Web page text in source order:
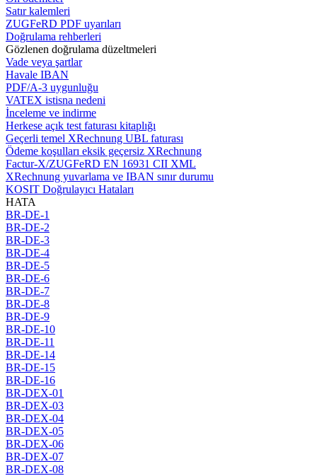
Satır kalemleri
ZUGFeRD PDF uyarıları
Doğrulama rehberleri
Gözlenen doğrulama düzeltmeleri
Vade veya şartlar
Havale IBAN
PDF/A-3 uygunluğu
VATEX istisna nedeni
İnceleme ve indirme
Herkese açık test faturası kitaplığı
Geçerli temel XRechnung UBL faturası
Ödeme koşulları eksik geçersiz XRechnung
Factur-X/ZUGFeRD EN 16931 CII XML
XRechnung yuvarlama ve IBAN sınır durumu
KOSIT Doğrulayıcı Hataları
HATA
BR-DE-1
BR-DE-2
BR-DE-3
BR-DE-4
BR-DE-5
BR-DE-6
BR-DE-7
BR-DE-8
BR-DE-9
BR-DE-10
BR-DE-11
BR-DE-14
BR-DE-15
BR-DE-16
BR-DEX-01
BR-DEX-03
BR-DEX-04
BR-DEX-05
BR-DEX-06
BR-DEX-07
BR-DEX-08